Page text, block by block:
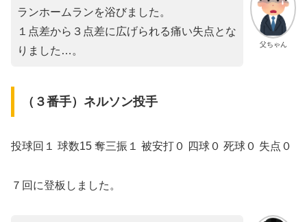
父ちゃん
ランホームランを浴びました。
１点差から３点差に広げられる痛い失点とな
りました…。
（３番手）ネルソン投手
投球回１ 球数15 奪三振１ 被安打０ 四球０ 死球０ 失点０
７回に登板しました。